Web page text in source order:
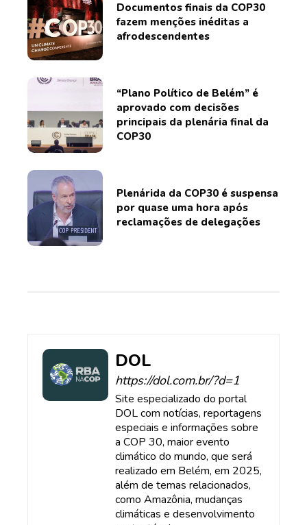
Documentos finais da COP30
fazem menções inéditas a
afrodescendentes
“Plano Político de Belém” é
aprovado com decisões
principais da plenária final da
COP30
Plenárida da COP30 é suspensa
por quase uma hora após
reclamações de delegações
DOL
https://dol.com.br/?d=1
Site especializado do portal
DOL com notícias, reportagens
especiais e informações sobre
a COP 30, maior evento
climático do mundo, que será
realizado em Belém, em 2025,
além de temas relacionados,
como Amazônia, mudanças
climáticas e desenvolvimento